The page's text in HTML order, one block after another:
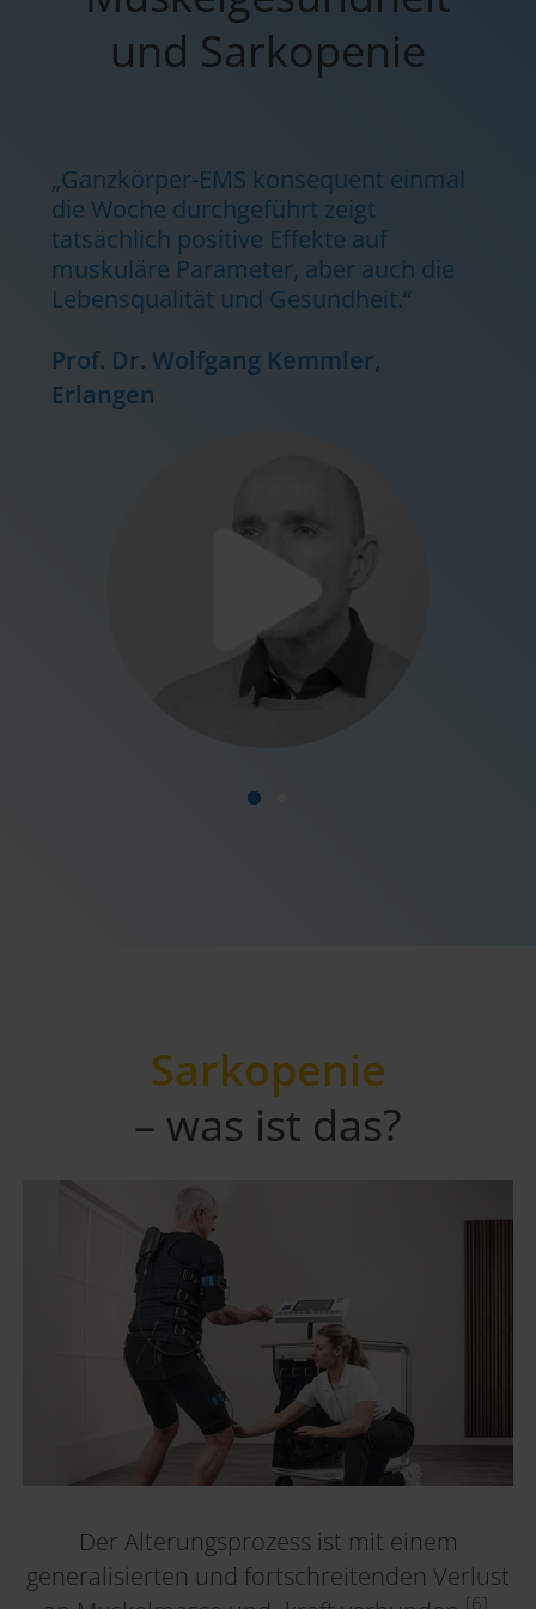
und Sarkopenie
„Ganzkörper-EMS konsequent einmal
die Woche durchgeführt zeigt
tatsächlich positive Effekte auf
muskuläre Parameter, aber auch die
Lebensqualität und Gesundheit.“
Prof. Dr. Wolfgang Kemmler,
Erlangen
„Medizinische EMS ist durch die
Stärkung der Muskulatur ein
attraktives Angebot, das die
Funktionalität fördert und dem
altersbedingten Muskelabbau
Dr. Daniel Schöne, Erlangen-
Sarkopenie
– was ist das?
Der Alterungsprozess ist mit einem
generalisierten und fortschreitenden Verlust
[6]